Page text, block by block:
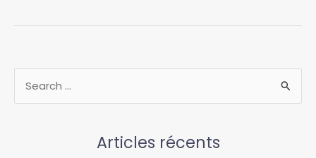
maximiser
vos
gains
e
Articles récents